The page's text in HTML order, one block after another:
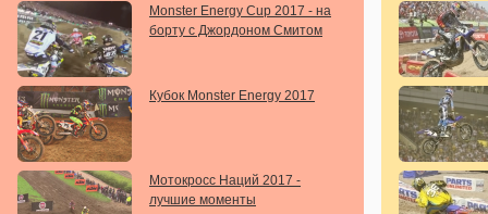
Monster Energy Cup 2017 - на
борту с Джордоном Смитом
Кубок Monster Energy 2017
Мотокросс Наций 2017 -
лучшие моменты